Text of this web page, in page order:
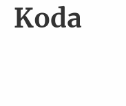
Koda